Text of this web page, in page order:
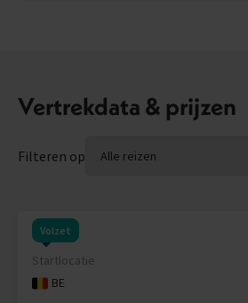
Vertrekdata & prijzen
Filteren op
Volzet
Startlocatie
BE